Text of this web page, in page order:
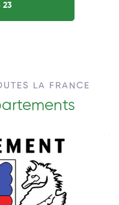
23
LA FRANCE